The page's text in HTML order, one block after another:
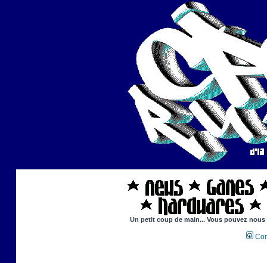
Un petit coup de main... Vous pouvez